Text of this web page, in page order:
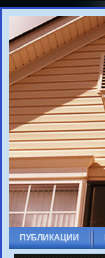
ПУБЛИКАЦИИ